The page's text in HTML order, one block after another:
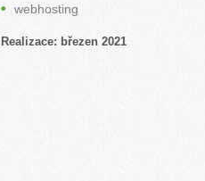
webhosting
Realizace: březen 2021